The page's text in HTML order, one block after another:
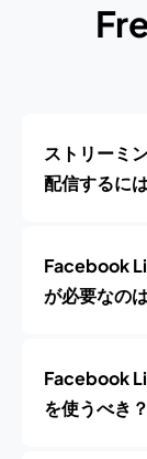
ストリーミ
配信するに
Facebook
が必要なの
Facebook
を使うべき？